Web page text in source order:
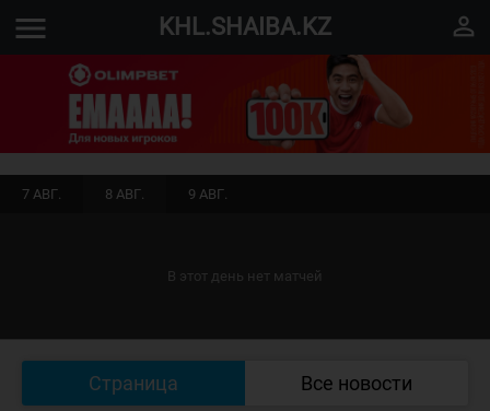
menu KHL.SHAIBA.KZ perm_identity
7 АВГ. 8 АВГ. 9 АВГ.
В этот день нет матчей
Страница Все новости